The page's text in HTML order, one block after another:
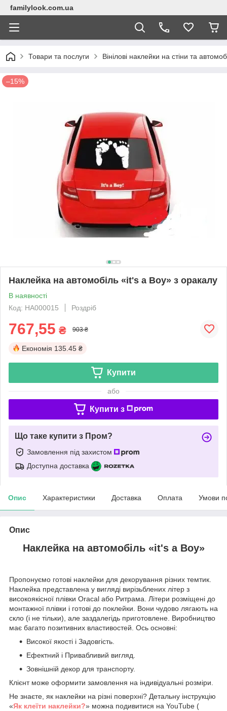
familylook.com.ua
Товари та послуги Вінілові наклейки на стіни та
–15%
Наклейка на автомобіль «it's a Boy» з оракалу
В наявності
Код: НА000015
Роздріб
767,55 ₴ 903 ₴
Економія 135.45 ₴
Купити
або
Купити з
Що таке купити з Пром?
Замовлення під захистом
Доступна доставка
Опис Характеристики Доставка Оплата Умови
Опис
Наклейка на автомобіль «it's a Boy»
Пропонуємо готові наклейки для декорування різних темтик.
Наклейка представлена у вигляді вирізьблених літер з
високоякісної плівки Oracal або Ритрама. Літери розміщені до
монтажної плівки і готові до поклейки. Вони чудово лягають на
скло (і не тільки), але заздалегідь приготовлене. Виробництво
має багато позитивних властивостей. Ось основні:
Високої якості і Задовгість.
Ефектний і Привабливий вигляд.
Зовнішній декор для транспорту.
Клієнт може оформити замовлення на індивідуальні розміри.
Не знаєте, як наклейки на різні поверхні? Детальну інструкцію
«Як клеїти наклейки?» можна подивитися на YouTube (